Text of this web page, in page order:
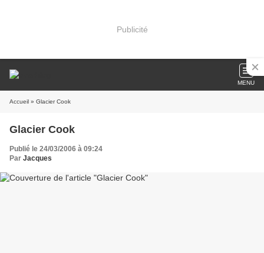
Publicité
MENU
Accueil » Glacier Cook
Glacier Cook
Publié le 24/03/2006 à 09:24
Par Jacques